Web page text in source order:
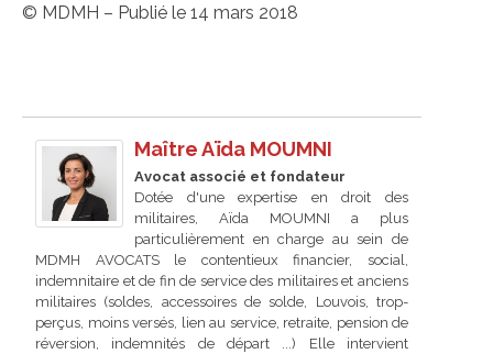
© MDMH – Publié le 14 mars 2018
Maître Aïda MOUMNI
Avocat associé et fondateur
Dotée d'une expertise en droit des
militaires, Aïda MOUMNI a plus
particulièrement en charge au sein de
MDMH AVOCATS le contentieux financier, social,
indemnitaire et de fin de service des militaires et anciens
militaires (soldes, accessoires de solde, Louvois, trop-
perçus, moins versés, lien au service, retraite, pension de
réversion, indemnités de départ ...) Elle intervient